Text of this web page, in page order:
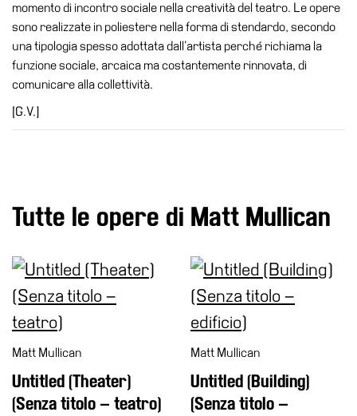
Area
Media
Organizza
evento
Sostieni
museo
momento di incontro sociale nella creatività del teatro. Le opere
sono realizzate in poliestere nella forma di stendardo, secondo
una tipologia spesso adottata dall’artista perché richiama la
funzione sociale, arcaica ma costantemente rinnovata, di
comunicare alla collettività.
[G.V.]
Tutte le opere di Matt Mullican
Matt Mullican
Untitled (Theater)
(Senza titolo – teatro)
Matt Mullican
Untitled (Building)
(Senza titolo –